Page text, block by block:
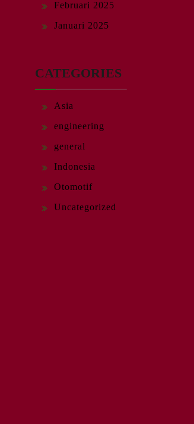
Februari 2025
Januari 2025
CATEGORIES
Asia
engineering
general
Indonesia
Otomotif
Uncategorized